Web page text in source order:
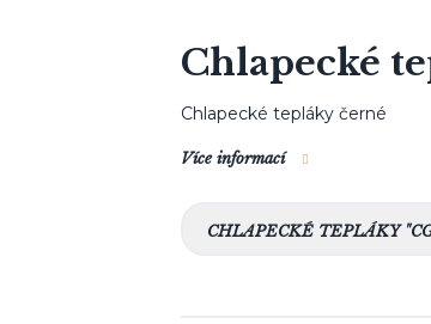
Chlapecké
Chlapecké tepláky černé
Více informací